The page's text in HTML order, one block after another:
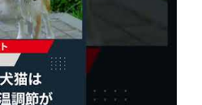
、しかも夏バテは胃腸に
法とは？ #犬 #猫 #ペ
#熱中症 #日刊ゲンダイ